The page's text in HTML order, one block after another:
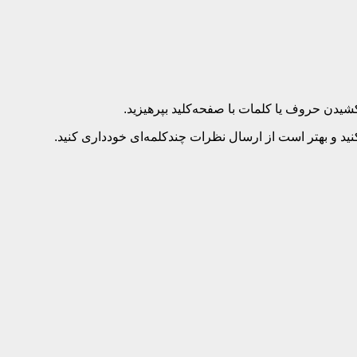
و بهتر است از ارسال نظرات چندکلمه‌‌ای خودداری کنید.